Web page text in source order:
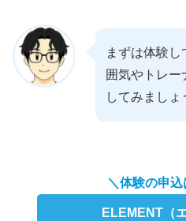
まずは体験
囲気やトレー
してみましょ
＼体験の申
ELEMENT（